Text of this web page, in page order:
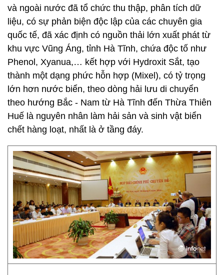
và ngoài nước đã tổ chức thu thập, phân tích dữ
liệu, có sự phản biện độc lập của các chuyên gia
quốc tế, đã xác định có nguồn thải lớn xuất phát từ
khu vực Vũng Áng, tỉnh Hà Tĩnh, chứa độc tố như
Phenol, Xyanua,… kết hợp với Hydroxit Sắt, tạo
thành một dạng phức hỗn hợp (Mixel), có tỷ trọng
lớn hơn nước biển, theo dòng hải lưu di chuyển
theo hướng Bắc - Nam từ Hà Tĩnh đến Thừa Thiên
Huế là nguyên nhân làm hải sản và sinh vật biển
chết hàng loạt, nhất là ở tầng đáy.